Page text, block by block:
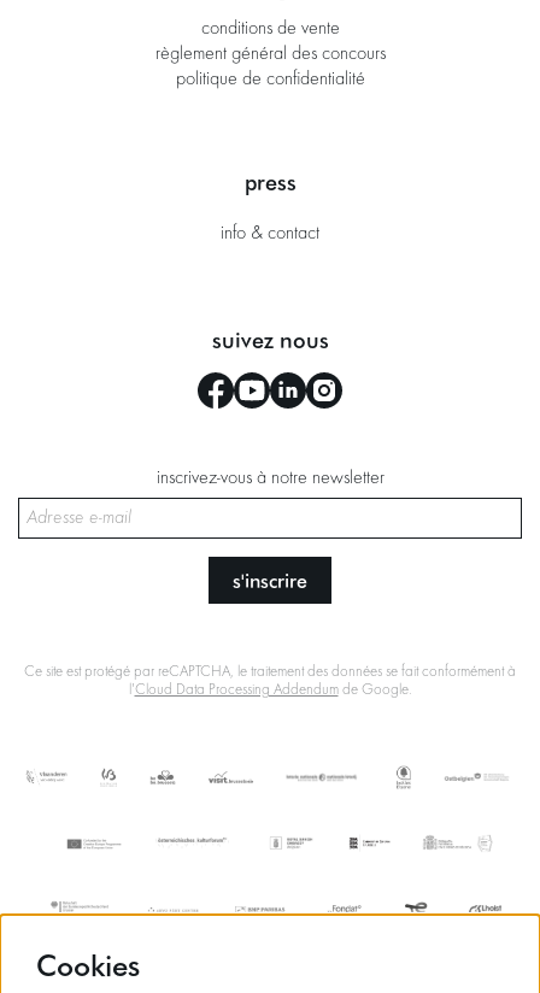
conditions de vente
règlement général des concours
politique de confidentialité
press
info & contact
suivez nous
inscrivez-vous à notre newsletter
s'inscrire
Ce site est protégé par reCAPTCHA, le traitement des données se fait conformément à
l'Cloud Data Processing Addendumde Google.
Cookies